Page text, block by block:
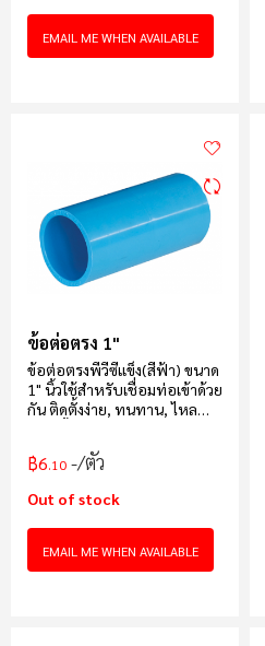
EMAIL ME WHEN AVAILABLE
ข้อต่อตรง 1"
ข้อต่อตรงพีวีซีแข็ง(สีฟ้า) ขนาด
1" นิ้วใช้สำหรับเชื่อมท่อเข้าด้วย
กัน ติดตั้งง่าย, ทนทาน, ไหล
฿6.10 /ตัว
Out of stock
EMAIL ME WHEN AVAILABLE